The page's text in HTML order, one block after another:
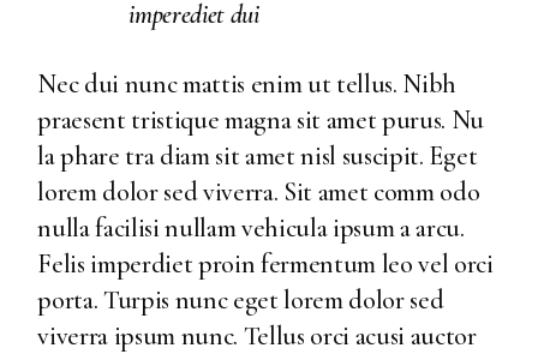
imperediet dui
Nec dui nunc mattis enim ut tellus. Nibh
praesent tristique magna sit amet purus. Nu
la phare tra diam sit amet nisl suscipit. Eget
lorem dolor sed viverra. Sit amet comm odo
nulla facilisi nullam vehicula ipsum a arcu.
Felis imperdiet proin fermentum leo vel orci
porta. Turpis nunc eget lorem dolor sed
viverra ipsum nunc. Tellus orci acusi auctor